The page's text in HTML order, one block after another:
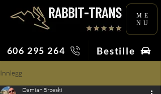
ME
NU
606 295 264 Bestille
Innlegg
Damian Brzeski